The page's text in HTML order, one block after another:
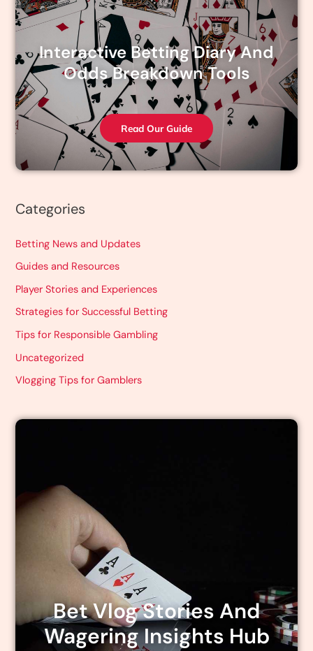
Interactive Betting Diary And
Odds Breakdown Tools
Read Our Guide
Categories
Betting News and Updates
Guides and Resources
Player Stories and Experiences
Strategies for Successful Betting
Tips for Responsible Gambling
Uncategorized
Vlogging Tips for Gamblers
Bet Vlog Stories And
Wagering Insights Hub